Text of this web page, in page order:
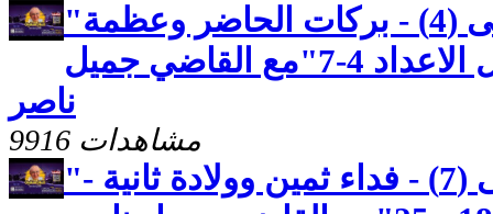
"رسالة بطرس الاولى (4) - بركات الحاضر وعظمة
المستقبل - الاصحاح الاول الاعداد 4-7"مع القاضي جميل
ناصر
9916 مشاهدات
"رسالة بطرس الاولى (7) - فداء ثمين وولادة ثانية -